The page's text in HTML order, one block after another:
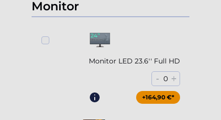
Monitor
Monitor LED 23.6'' Full HD
- 0 +
+164,90 €*